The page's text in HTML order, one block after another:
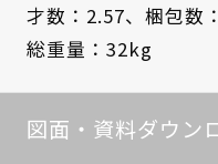
才数：2.57、 梱包数
総重量：32kg
図面・資料ダウン